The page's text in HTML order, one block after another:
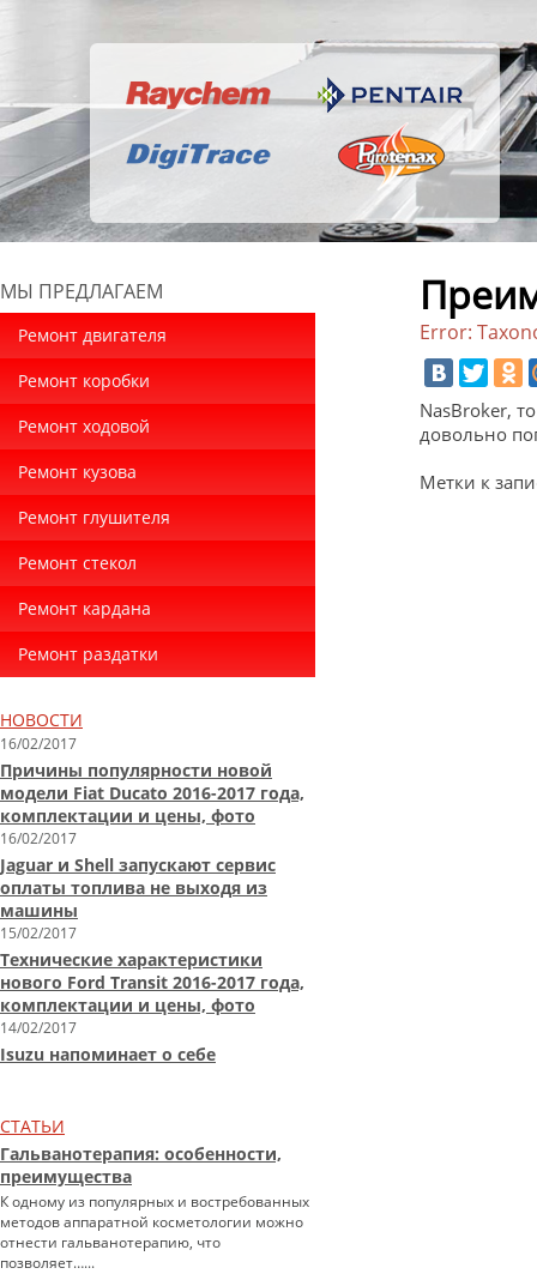
МЫ ПРЕДЛАГАЕМ
Ремонт двигателя
Ремонт коробки
Ремонт ходовой
Ремонт кузова
Ремонт глушителя
Ремонт стекол
Ремонт кардана
Ремонт раздатки
НОВОСТИ
16/02/2017
Причины популярности новой
модели Fiat Ducato 2016-2017 года,
комплектации и цены, фото
16/02/2017
Jaguar и Shell запускают сервис
оплаты топлива не выходя из
машины
15/02/2017
Технические характеристики
нового Ford Transit 2016-2017 года,
комплектации и цены, фото
14/02/2017
Isuzu напоминает о себе
СТАТЬИ
Гальванотерапия: особенности,
преимущества
К одному из популярных и востребованных
методов аппаратной косметологии можно
отнести гальванотерапию, что
позволяет…...
Error:
NasBroker,
довольно
Метки к